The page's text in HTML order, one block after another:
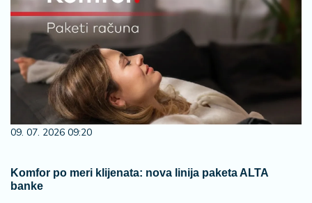
09. 07. 2026 09:20
Komfor po meri klijenata: nova linija paketa ALTA
banke